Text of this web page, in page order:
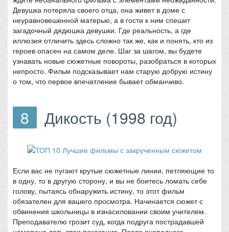
Девушка потеряла своего отца, она живет в доме с
неуравновешенной матерью, а в гости к ним спешит
загадочный дядюшка девушки. Где реальность, а где
иллюзия отличить здесь сложно так же, как и понять, кто из
героев опасен на самом деле. Шаг за шагом, вы будете
узнавать новые сюжетные повороты, разобраться в которых
непросто. Фильм подсказывает нам старую добрую истину
о том, что первое впечатление бывает обманчиво.
8 Дикость (1998 год)
Если вас не пугают крутые сюжетные линии, петляющие то
в одну, то в другую сторону, и вы не боитесь ломать себе
голову, пытаясь обнаружить истину, то этот фильм
обязателен для вашего просмотра. Начинается сюжет с
обвинения школьницы в изнасиловании своим учителем.
Преподавателю грозит суд, когда подруга пострадавшей